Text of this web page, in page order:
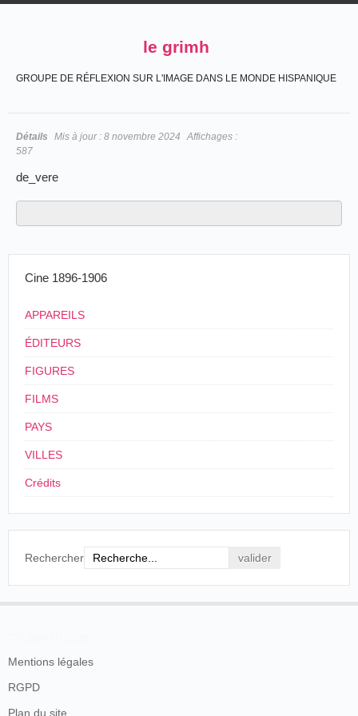
le grimh
GROUPE DE RÉFLEXION SUR L'IMAGE DANS LE MONDE HISPANIQUE
Détails Mis à jour : 8 novembre 2024
Affichages :
587
de_vere
Cine 1896-1906
APPAREILS
ÉDITEURS
FIGURES
FILMS
PAYS
VILLES
Crédits
Rechercher
Mentions légales
RGPD
Plan du site